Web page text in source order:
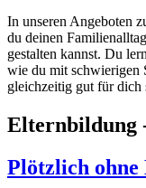
In unseren Angeboten
du deinen
gestalten kannst. Du
wie du mit schwierigen
gleichzeitig gut für dich
Elternbildung
Plötzlich ohne